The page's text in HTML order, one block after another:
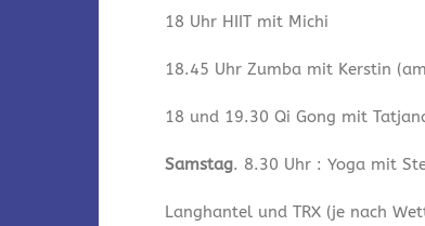
18 Uhr HIIT mit Michi
18.45 Uhr Zumba mit Kerstin
18 und 19.30 Qi Gong mit
Samstag. 8.30 Uhr : Yoga mit
Langhantel und TRX (je nach